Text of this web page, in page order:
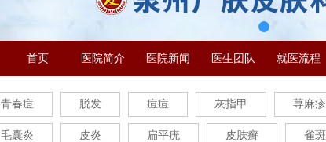
首页 医院简介 医院新闻 医生团队 就医流程
青春痘 脱发 痘痘 灰指甲 荨麻疹
毛囊炎 皮炎 扁平疣 皮肤癣 雀斑